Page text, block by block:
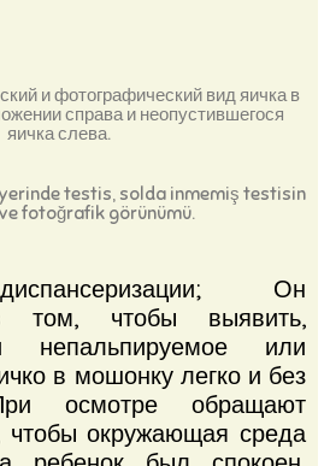
и фотографический вид яичка в
справа и неопустившегося
яичка слева.
testis, solda inmemiş testisin
fotoğrafik görünümü.
Он
том, чтобы выявить,
непальпируемое или
в мошонку легко и без
осмотре обращают
чтобы окружающая среда